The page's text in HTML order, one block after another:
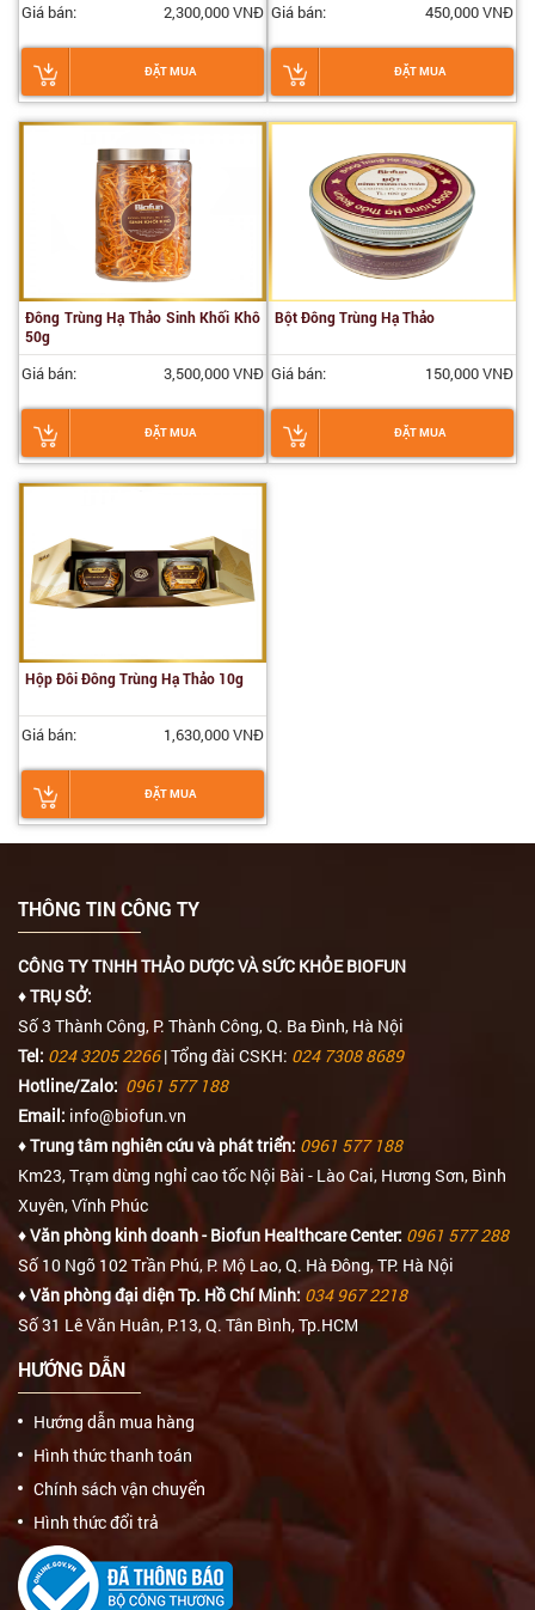
Giá bán: 2,300,000 VNĐ
ĐẶT MUA
Giá bán: 450,000 VNĐ
ĐẶT MUA
Đông Trùng Hạ Thảo Sinh Khối Khô
50g
Giá bán: 3,500,000 VNĐ
ĐẶT MUA
Bột Đông Trùng Hạ Thảo
Giá bán: 150,000 VNĐ
ĐẶT MUA
Hộp Đôi Đông Trùng Hạ Thảo 10g
Giá bán: 1,630,000 VNĐ
ĐẶT MUA
THÔNG TIN CÔNG TY
CÔNG TY TNHH THẢO DƯỢC VÀ SỨC KHỎE BIOFUN
♦ TRỤ SỞ:
Số 3 Thành Công, P. Thành Công, Q. Ba Đình, Hà Nội
Tel: 024 3205 2266| Tổng đài CSKH: 024 7308 8689
Hotline/Zalo: 0961 577 188
Email: info@biofun.vn
♦ Trung tâm nghiên cứu và phát triển: 0961 577 188
Km23, Trạm dừng nghỉ cao tốc Nội Bài - Lào Cai, Hương Sơn, Bình
Xuyên, Vĩnh Phúc
♦ Văn phòng kinh doanh - Biofun Healthcare Center: 0961 577 288
Số 10 Ngõ 102 Trần Phú, P. Mộ Lao, Q. Hà Đông, TP. Hà Nội
♦ Văn phòng đại diện Tp. Hồ Chí Minh: 034 967 2218
Số 31 Lê Văn Huân, P.13, Q. Tân Bình, Tp.HCM
HƯỚNG DẪN
Hướng dẫn mua hàng
Hình thức thanh toán
Chính sách vận chuyển
Hình thức đổi trả